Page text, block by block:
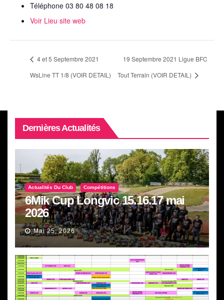
Téléphone 03 80 48 08 18
Voir Lieu site web
4 et 5 Septembre 2021
WsLine TT 1/8 (VOIR DETAIL)
19 Septembre 2021 Ligue BFC
Tout Terrain (VOIR DETAIL)
Dernières Actualités
Actualités Du Club Compétitions
6Mik Cup Longvic 15.16.17 mai
2026
Mai 25, 2026